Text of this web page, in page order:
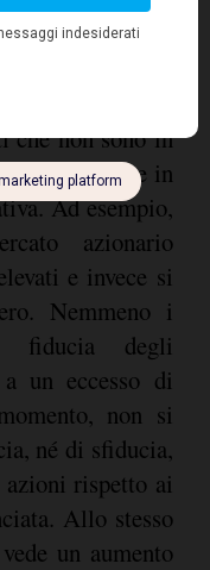
che non sono in
di vedere in
Ad esempio,
azionario
e invece si
Nemmeno i
fiducia degli
un eccesso di
non si
né di sfiducia,
rispetto ai
Allo stesso
un aumento